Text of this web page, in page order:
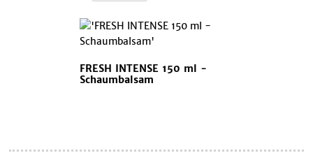
FRESH INTENSE 150 ml -
Schaumbalsam